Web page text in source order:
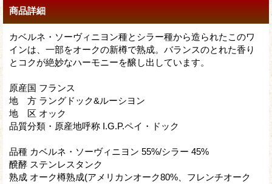
商品詳細
カベルネ・ソーヴィニヨン種とシラー種から造られたこのワ
インは、一部をオークの新樽で熟成。バランスのとれた香り
とコクが絶妙なハーモニーを醸し出しています。
原産国 フランス
地 方 ラングドック&ルーシヨン
地 区 オック
品質分類・原産地呼称 I.G.P.ペイ・ドック
品種 カベルネ・ソーヴィニヨン 55%/シラー 45%
醗酵 ステンレスタンク
熟成 オーク樽熟成(アメリカンオーク80%、フレンチオーク